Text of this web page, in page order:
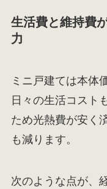
生活費と維持費
力
ミニ戸建ては本体
日々の生活コスト
ため光熱費が安く
も減ります。
次のような点が、